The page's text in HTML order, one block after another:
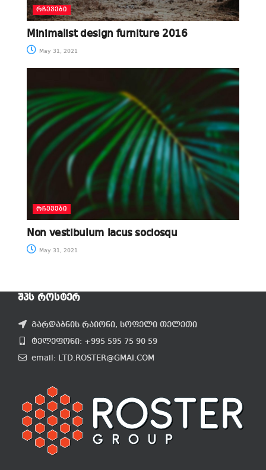
ᲠᲩᲔᲕᲔᲑᲘ
Minimalist design furniture 2016
May 31, 2021
ᲠᲩᲔᲕᲔᲑᲘ
Non vestibulum lacus sociosqu
May 31, 2021
ᲨᲞᲡ ᲠᲝᲡᲢᲔᲠ
გარდაბნის რაიონი, სოფელი თელეთი
ტელეფონი: +995 595 75 90 59
email: LTD.ROSTER@GMAI.COM